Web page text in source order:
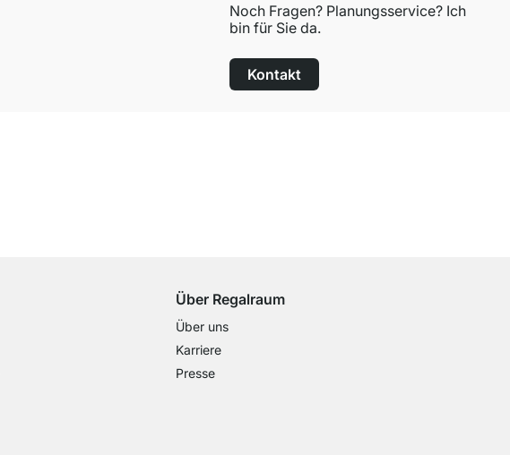
Noch Fragen? Planungsservice? Ich
bin für Sie da.
Kontakt
Über Regalraum
Über uns
Karriere
Presse